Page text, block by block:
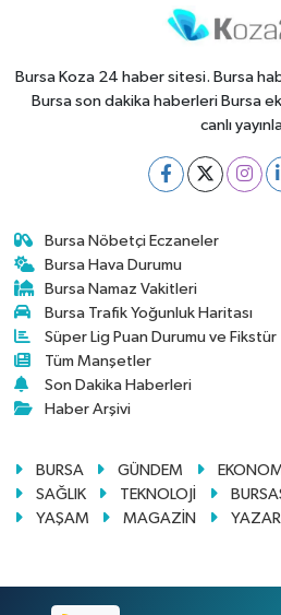
Bursa Koza 24 haber sitesi. Bursa
Bursa son dakika haberleri Bursa
canlı
Bursa Nöbetçi Eczaneler
Bursa Hava Durumu
Bursa Namaz Vakitleri
Bursa Trafik Yoğunluk Haritası
Süper Lig Puan Durumu ve Fikstür
Tüm Manşetler
Son Dakika Haberleri
Haber Arşivi
BURSA GÜNDEM
SAĞLIK
TEKNOLOJİ
YAŞAM
MAGAZİN